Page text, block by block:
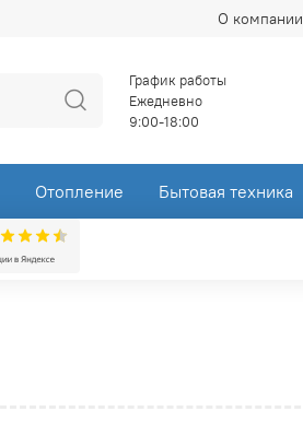
О компании
График работы
Ежедневно
9:00-18:00
Отопление Бытовая техника